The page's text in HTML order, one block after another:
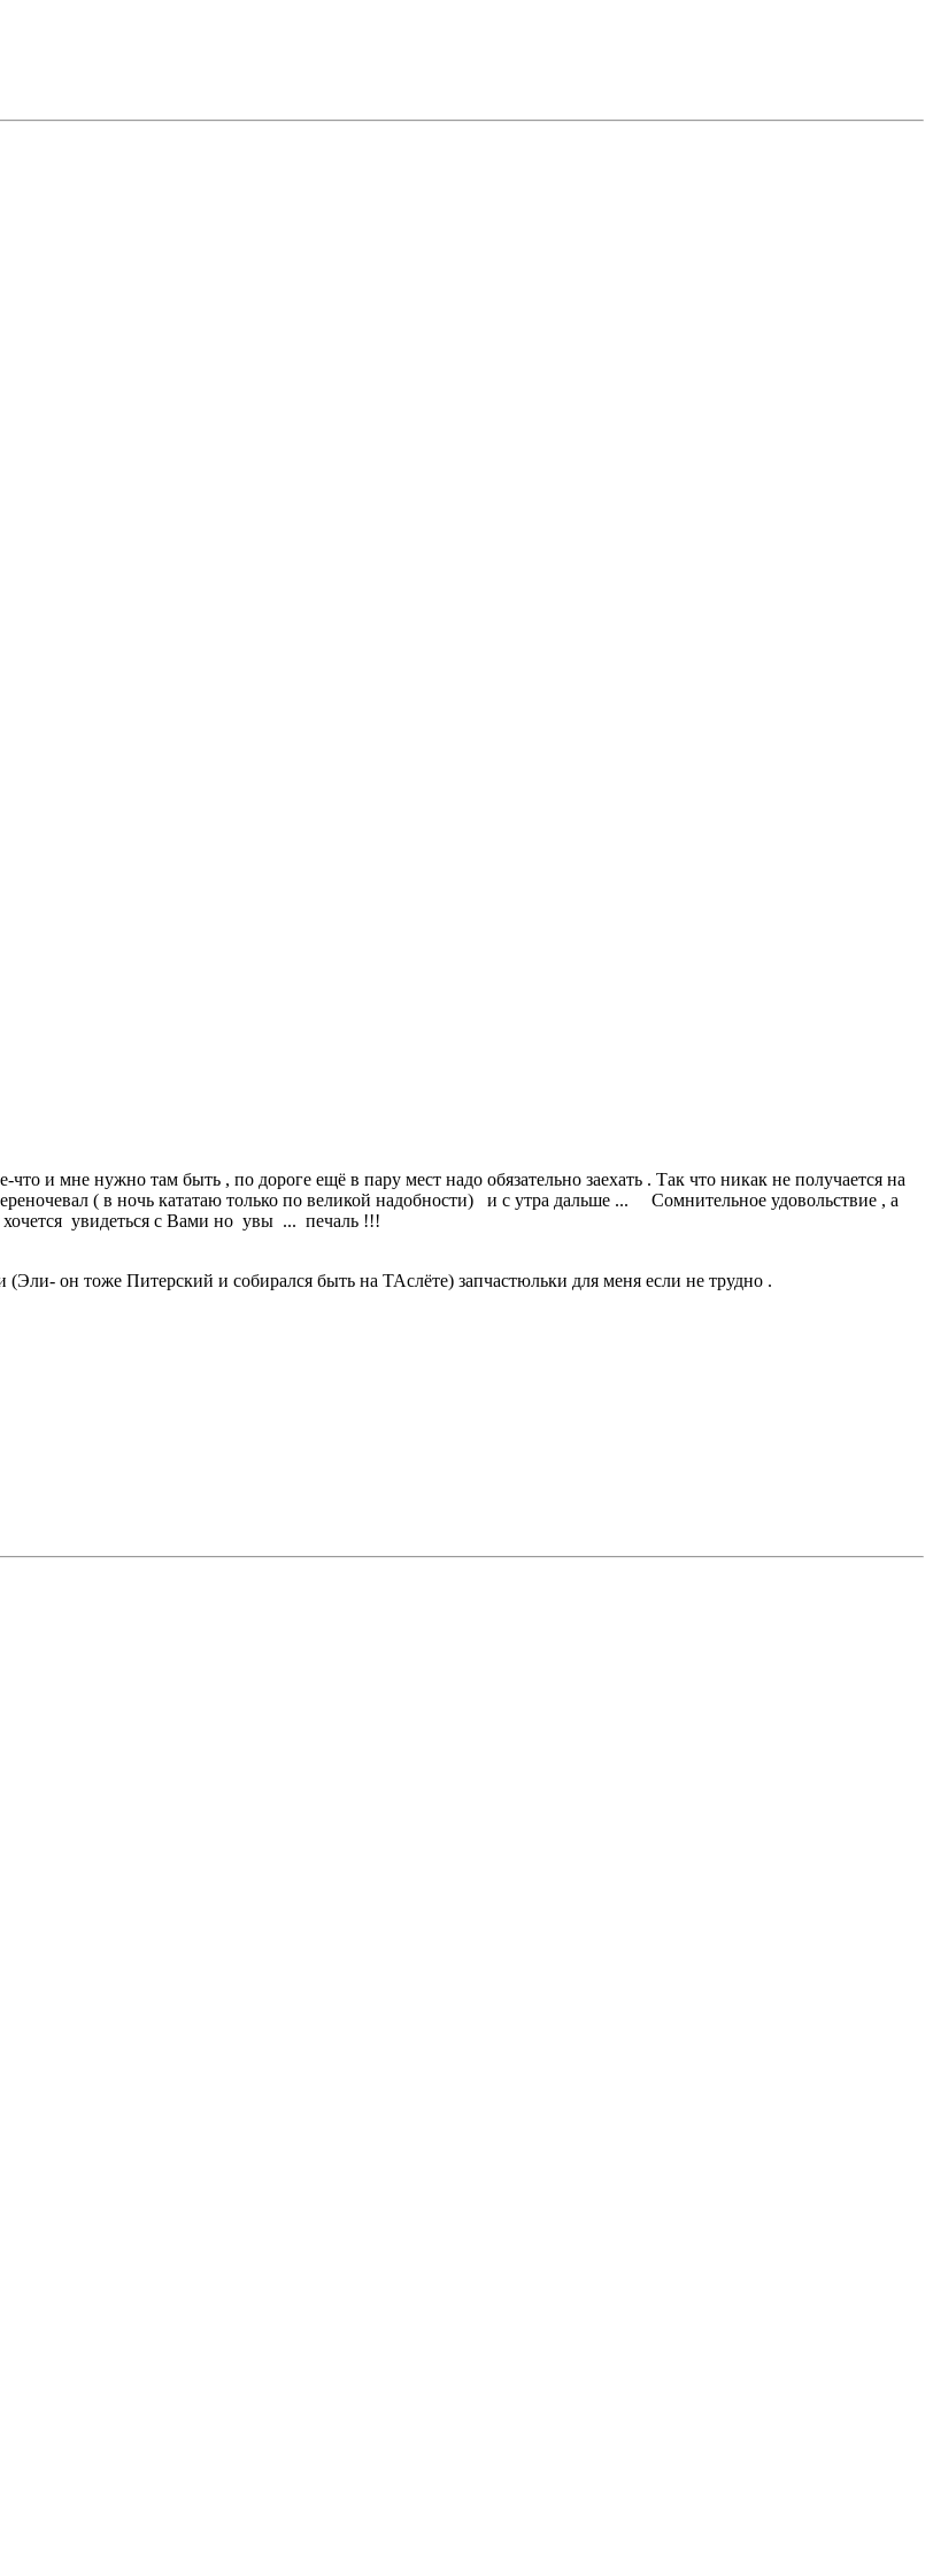
и мне нужно там быть , по дороге ещё в пару мест надо обязательно заехать . Так что никак не получается на
( в ночь кататаю только по великой надобности) и с утра дальше ... Сомнительное удовольствие , а
хочется увидеться с Вами но увы ... печаль !!!
он тоже Питерский и собирался быть на ТАслёте) запчастюльки для меня если не трудно .